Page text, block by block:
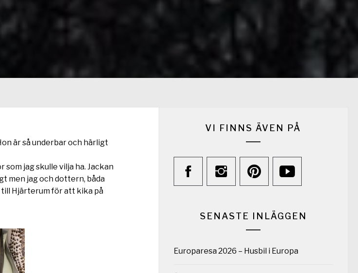
är så underbar och härligt
jag skulle vilja ha. Jackan
men jag och dottern, båda
Hjärterum för att kika på
VI FINNS ÄVEN PÅ
SENASTE INLÄGGEN
Europaresa 2026 – Husbil i Europa